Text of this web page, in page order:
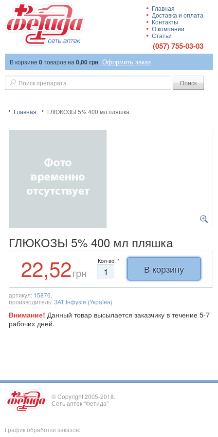
Главная ГЛЮКОЗЫ 5% 400 мл пляшка
ГЛЮКОЗЫ 5% 400 мл пляшка
22,52грн
Кол-во. *
артикул: 15876.
производитель:ЗАТ Інфузія (Україна)
Внимание! Данный товар высылается заказчику в течение 5-7
рабочих дней.
Сеть аптек
"Фетида"
(057) 755-03-03
Поиск
В корзине 0 товаровна 0,00 грн Оформить заказ
© Copyright 2005-2018.
Сеть аптек “Фетида”
Главная
Доставка и оплата
Контакты
О компании
Статьи
График обработки заказов: